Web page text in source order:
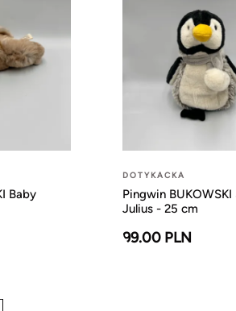
Baby
DOTYKACKA
Pingwin
Julius - 25 cm
99.00 PLN